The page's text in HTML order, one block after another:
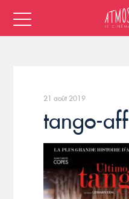
21 août 2019
tango-aff